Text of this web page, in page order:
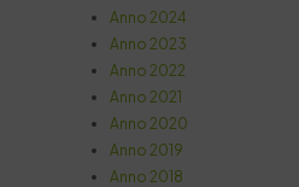
Anno 2024
Anno 2023
Anno 2022
Anno 2021
Anno 2020
Anno 2019
Anno 2018